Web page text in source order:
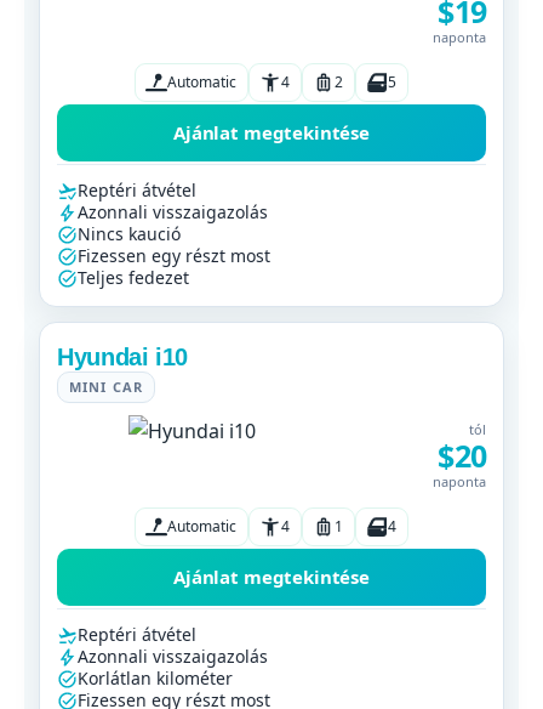
$19
naponta
Automatic 4 2 5
Ajánlat megtekintése
Reptéri átvétel
Azonnali visszaigazolás
Nincs kaució
Fizessen egy részt most
Teljes fedezet
Hyundai i10
MINI CAR
tól
$20
naponta
Automatic 4 1 4
Ajánlat megtekintése
Reptéri átvétel
Azonnali visszaigazolás
Korlátlan kilométer
Fizessen egy részt most